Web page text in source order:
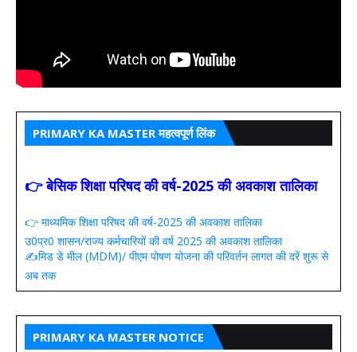
PRIMARY KA MASTER महत्वपूर्ण लिंक
👉 बेसिक शिक्षा परिषद की वर्ष-2025 की अवकाश तालिका
👉 माध्यमिक शिक्षा परिषद की वर्ष-2025 की अवकाश तालिका
उ0प्र0 शासन/राज्य कर्मचारियों की वर्ष 2025 की अवकाश तालिका
✍️मिड डे मील (MDM)/ पीएम पोषण योजना की परिवर्तन लागत की दरें शुरू से
अब तक
PRIMARY KA MASTER NOTICE